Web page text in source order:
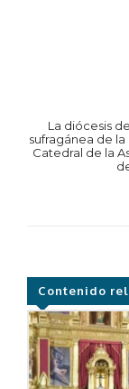
La diócesis
sufragánea de la
Catedral de la
Contenido